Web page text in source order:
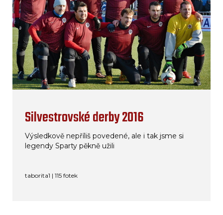
Silvestrovské derby 2016
Výsledkově nepříliš povedené, ale i tak jsme si
legendy Sparty pěkně užili
taborita1 | 115 fotek